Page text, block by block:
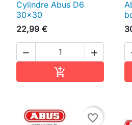
Cylindre Abus D6
30x30
22,99 €
 

favorite_border